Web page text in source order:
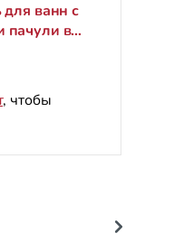
для ванн с
пачули в
, чтобы